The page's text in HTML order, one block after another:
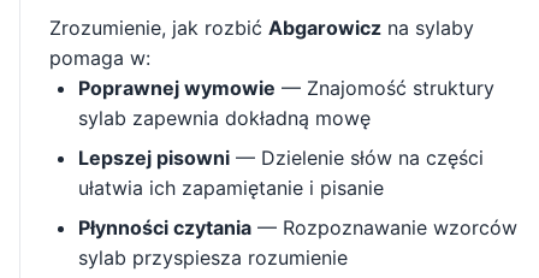
Zrozumienie, jak rozbić Abgarowicz na sylaby
pomaga w:
Poprawnej wymowie — Znajomość struktury
sylab zapewnia dokładną mowę
Lepszej pisowni — Dzielenie słów na części
ułatwia ich zapamiętanie i pisanie
Płynności czytania — Rozpoznawanie wzorców
sylab przyspiesza rozumienie